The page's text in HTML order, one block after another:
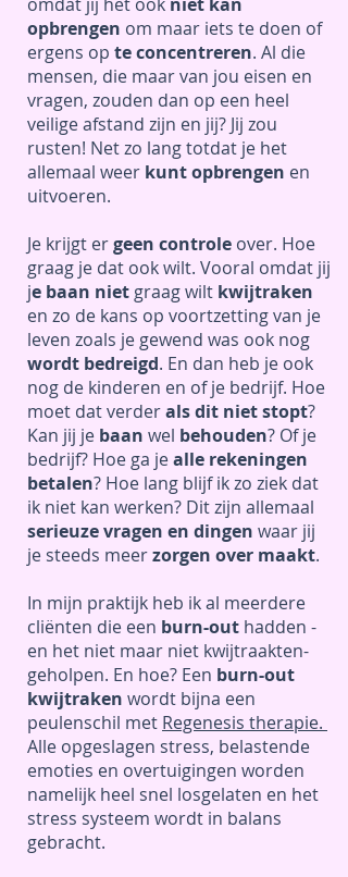
opbrengen om maar iets te doen of
ergens op te concentreren. Al die
mensen, die maar van jou eisen en
vragen, zouden dan op een heel
veilige afstand zijn en jij? Jij zou
rusten! Net zo lang totdat je het
allemaal weer kunt opbrengen en
uitvoeren.
Je krijgt ergeen controle over. Hoe
graag je dat ook wilt. Vooral omdat jij
je baan niet graag wilt kwijtraken
en zo de kans op voortzetting van je
leven zoals je gewend was ook nog
wordt bedreigd. En dan heb je ook
nog de kinderen en of je bedrijf. Hoe
moet dat verderals dit niet stopt?
Kan jij je baan wel behouden? Of je
bedrijf? Hoe ga jealle rekeningen
betalen? Hoe lang blijf ik zo ziek dat
ik niet kan werken? Dit zijn allemaal
serieuze vragen en dingen waar jij
je steeds meerzorgen over maakt.
In mijn praktijk heb ik al meerdere
cliënten die een burn-out hadden -
en het niet maar niet kwijtraakten-
geholpen. En hoe? Een burn-out
kwijtraken wordt bijna een
peulenschil met Regenesis therapie.
Alle opgeslagen stress, belastende
emoties en overtuigingen worden
namelijk heel snel losgelaten en het
stress systeem wordt in balans
gebracht.